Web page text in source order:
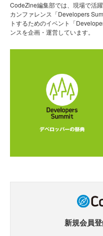
CodeZine編集部では、現場で活
カンファレンス「Developers
トするためのイベント「
ンスを企画・運営しています。
新規会員